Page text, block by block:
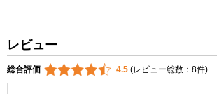
レビュー
総合評価 4.5 (レビュー総数：8件)